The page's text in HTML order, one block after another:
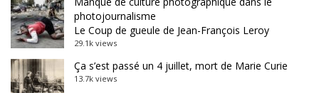
photojournalisme
Le Coup de gueule de Jean-François Leroy
29.1k views
Ça s’est passé un 4 juillet, mort de Marie Curie
13.7k views